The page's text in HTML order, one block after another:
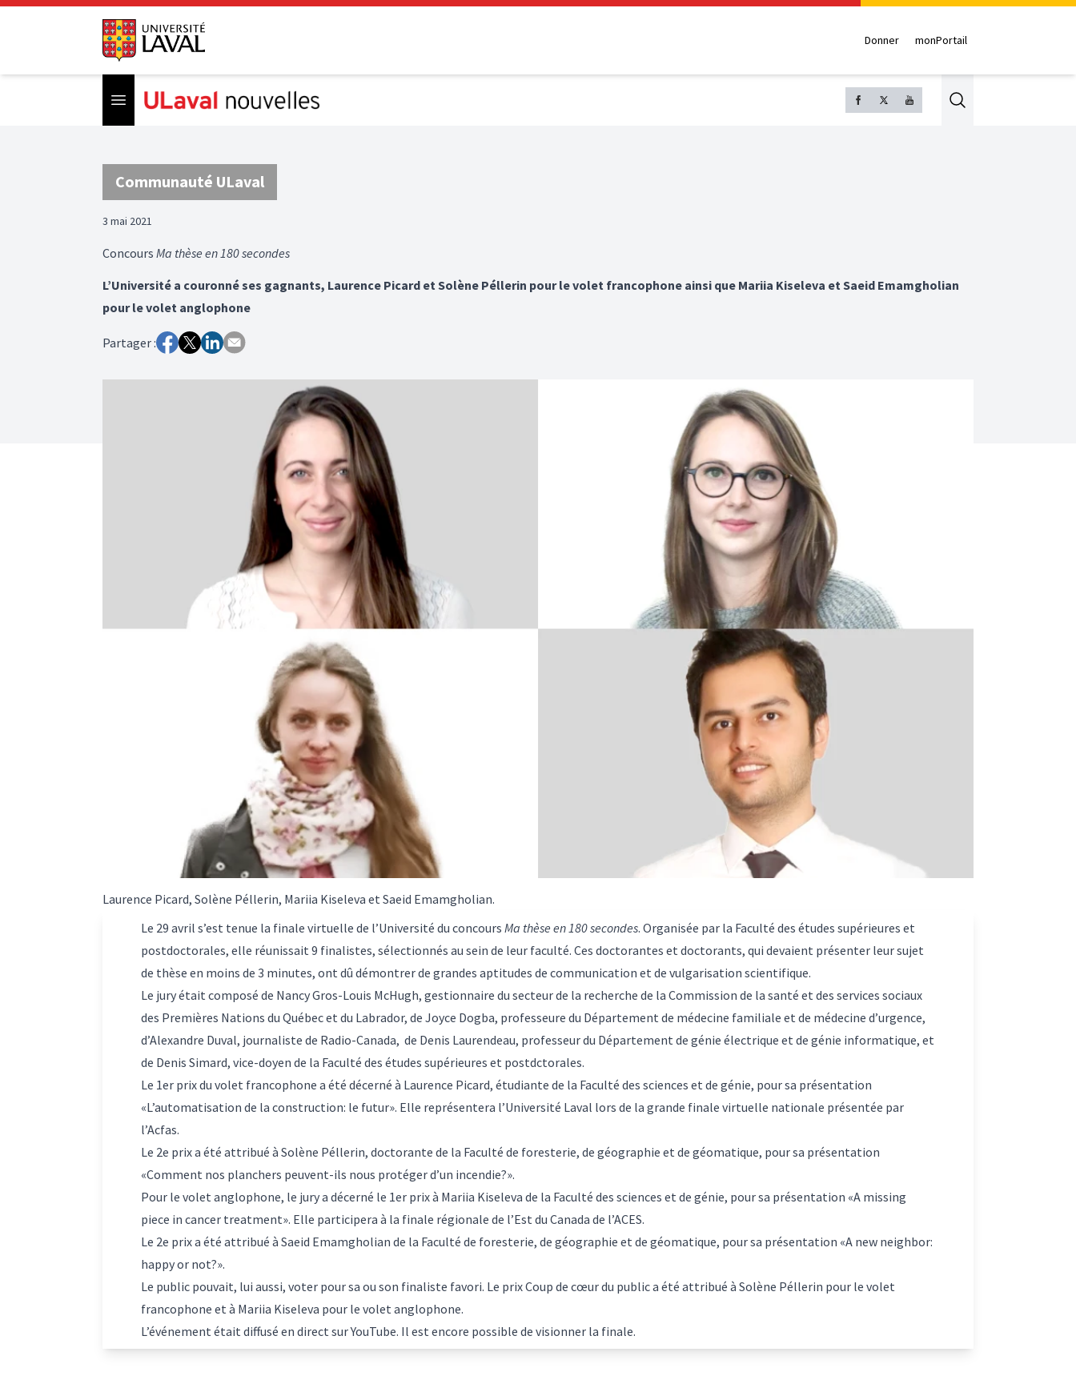
Donner monPortail
Open menu Search
Communauté ULaval
3 mai 2021
Concours Ma thèse en 180 secondes
L’Université a couronné ses gagnants, Laurence Picard et Solène Péllerin pour le volet francophone ainsi que Mariia Kiseleva et Saeid Emamgholian
pour le volet anglophone
Partager :
Laurence Picard, Solène Péllerin, Mariia Kiseleva et Saeid Emamgholian.
Le 29 avril s’est tenue la finale virtuelle de l’Université du concours Ma thèse en 180 secondes. Organisée par la Faculté des études supérieures et
postdoctorales, elle réunissait 9 finalistes, sélectionnés au sein de leur faculté. Ces doctorantes et doctorants, qui devaient présenter leur sujet
de thèse en moins de 3 minutes, ont dû démontrer de grandes aptitudes de communication et de vulgarisation scientifique.
Le jury était composé de Nancy Gros-Louis McHugh, gestionnaire du secteur de la recherche de la Commission de la santé et des services sociaux
des Premières Nations du Québec et du Labrador, de Joyce Dogba, professeure du Département de médecine familiale et de médecine d’urgence,
d’Alexandre Duval, journaliste de Radio-Canada, de Denis Laurendeau, professeur du Département de génie électrique et de génie informatique, et
de Denis Simard, vice-doyen de la Faculté des études supérieures et postdctorales.
Le 1er prix du volet francophone a été décerné à Laurence Picard, étudiante de la Faculté des sciences et de génie, pour sa présentation
«L’automatisation de la construction: le futur». Elle représentera l’Université Laval lors de la grande finale virtuelle nationale présentée par
l’Acfas.
Le 2e prix a été attribué à Solène Péllerin, doctorante de la Faculté de foresterie, de géographie et de géomatique, pour sa présentation
«Comment nos planchers peuvent-ils nous protéger d’un incendie?».
Pour le volet anglophone, le jury a décerné le 1er prix à Mariia Kiseleva de la Faculté des sciences et de génie, pour sa présentation «A missing
piece in cancer treatment». Elle participera à la finale régionale de l’Est du Canada de l’ACES.
Le 2e prix a été attribué à Saeid Emamgholian de la Faculté de foresterie, de géographie et de géomatique, pour sa présentation «A new neighbor:
happy or not?».
Le public pouvait, lui aussi, voter pour sa ou son finaliste favori. Le prix Coup de cœur du public a été attribué à Solène Péllerin pour le volet
francophone et à Mariia Kiseleva pour le volet anglophone.
L’événement était diffusé en direct sur YouTube. Il est encore possible de visionner la finale.